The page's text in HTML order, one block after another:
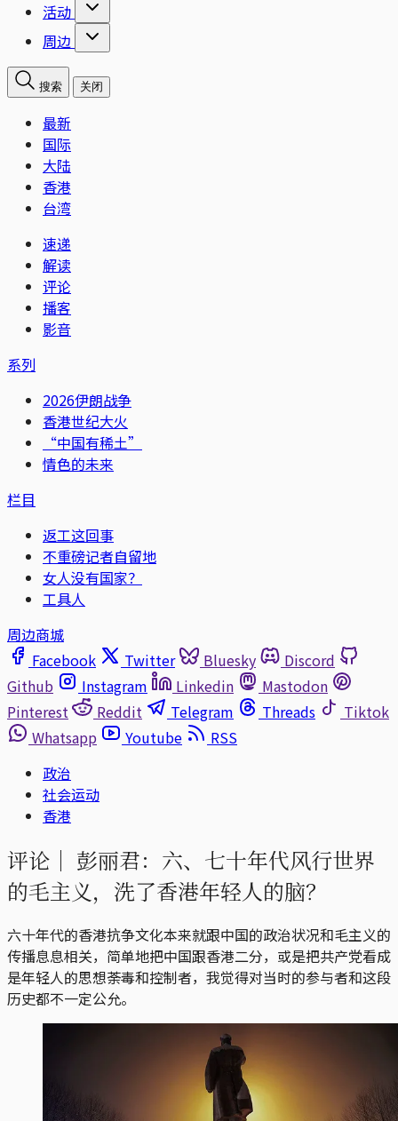
活动
周边
搜索 关闭
最新
国际
大陆
香港
台湾
速递
解读
评论
播客
影音
系列
2026伊朗战争
香港世纪大火
“中国有稀土”
情色的未来
栏目
返工这回事
不重磅记者自留地
女人没有国家？
工具人
周边商城
Facebook
Twitter Bluesky
Discord
Github
Instagram Linkedin
Mastodon
Pinterest
Reddit Telegram Threads
Tiktok
Whatsapp
Youtube
RSS
政治
社会运动
香港
评论｜ 彭丽君：六、七十年代风行世界
的毛主义，洗了香港年轻人的脑？
六十年代的香港抗争文化本来就跟中国的政治状况和毛主义的
传播息息相关，简单地把中国跟香港二分，或是把共产党看成
是年轻人的思想荼毒和控制者，我觉得对当时的参与者和这段
历史都不一定公允。